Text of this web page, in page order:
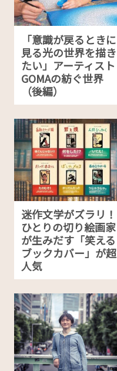
「意識が戻るときに
見る光の世界を描き
たい」アーティスト
GOMAの紡ぐ世界
（後編）
迷作文学がズラリ！
ひとりの切り絵画家
が生みだす「笑える
ブックカバー」が超
人気